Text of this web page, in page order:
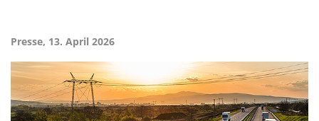
Presse, 13. April 2026